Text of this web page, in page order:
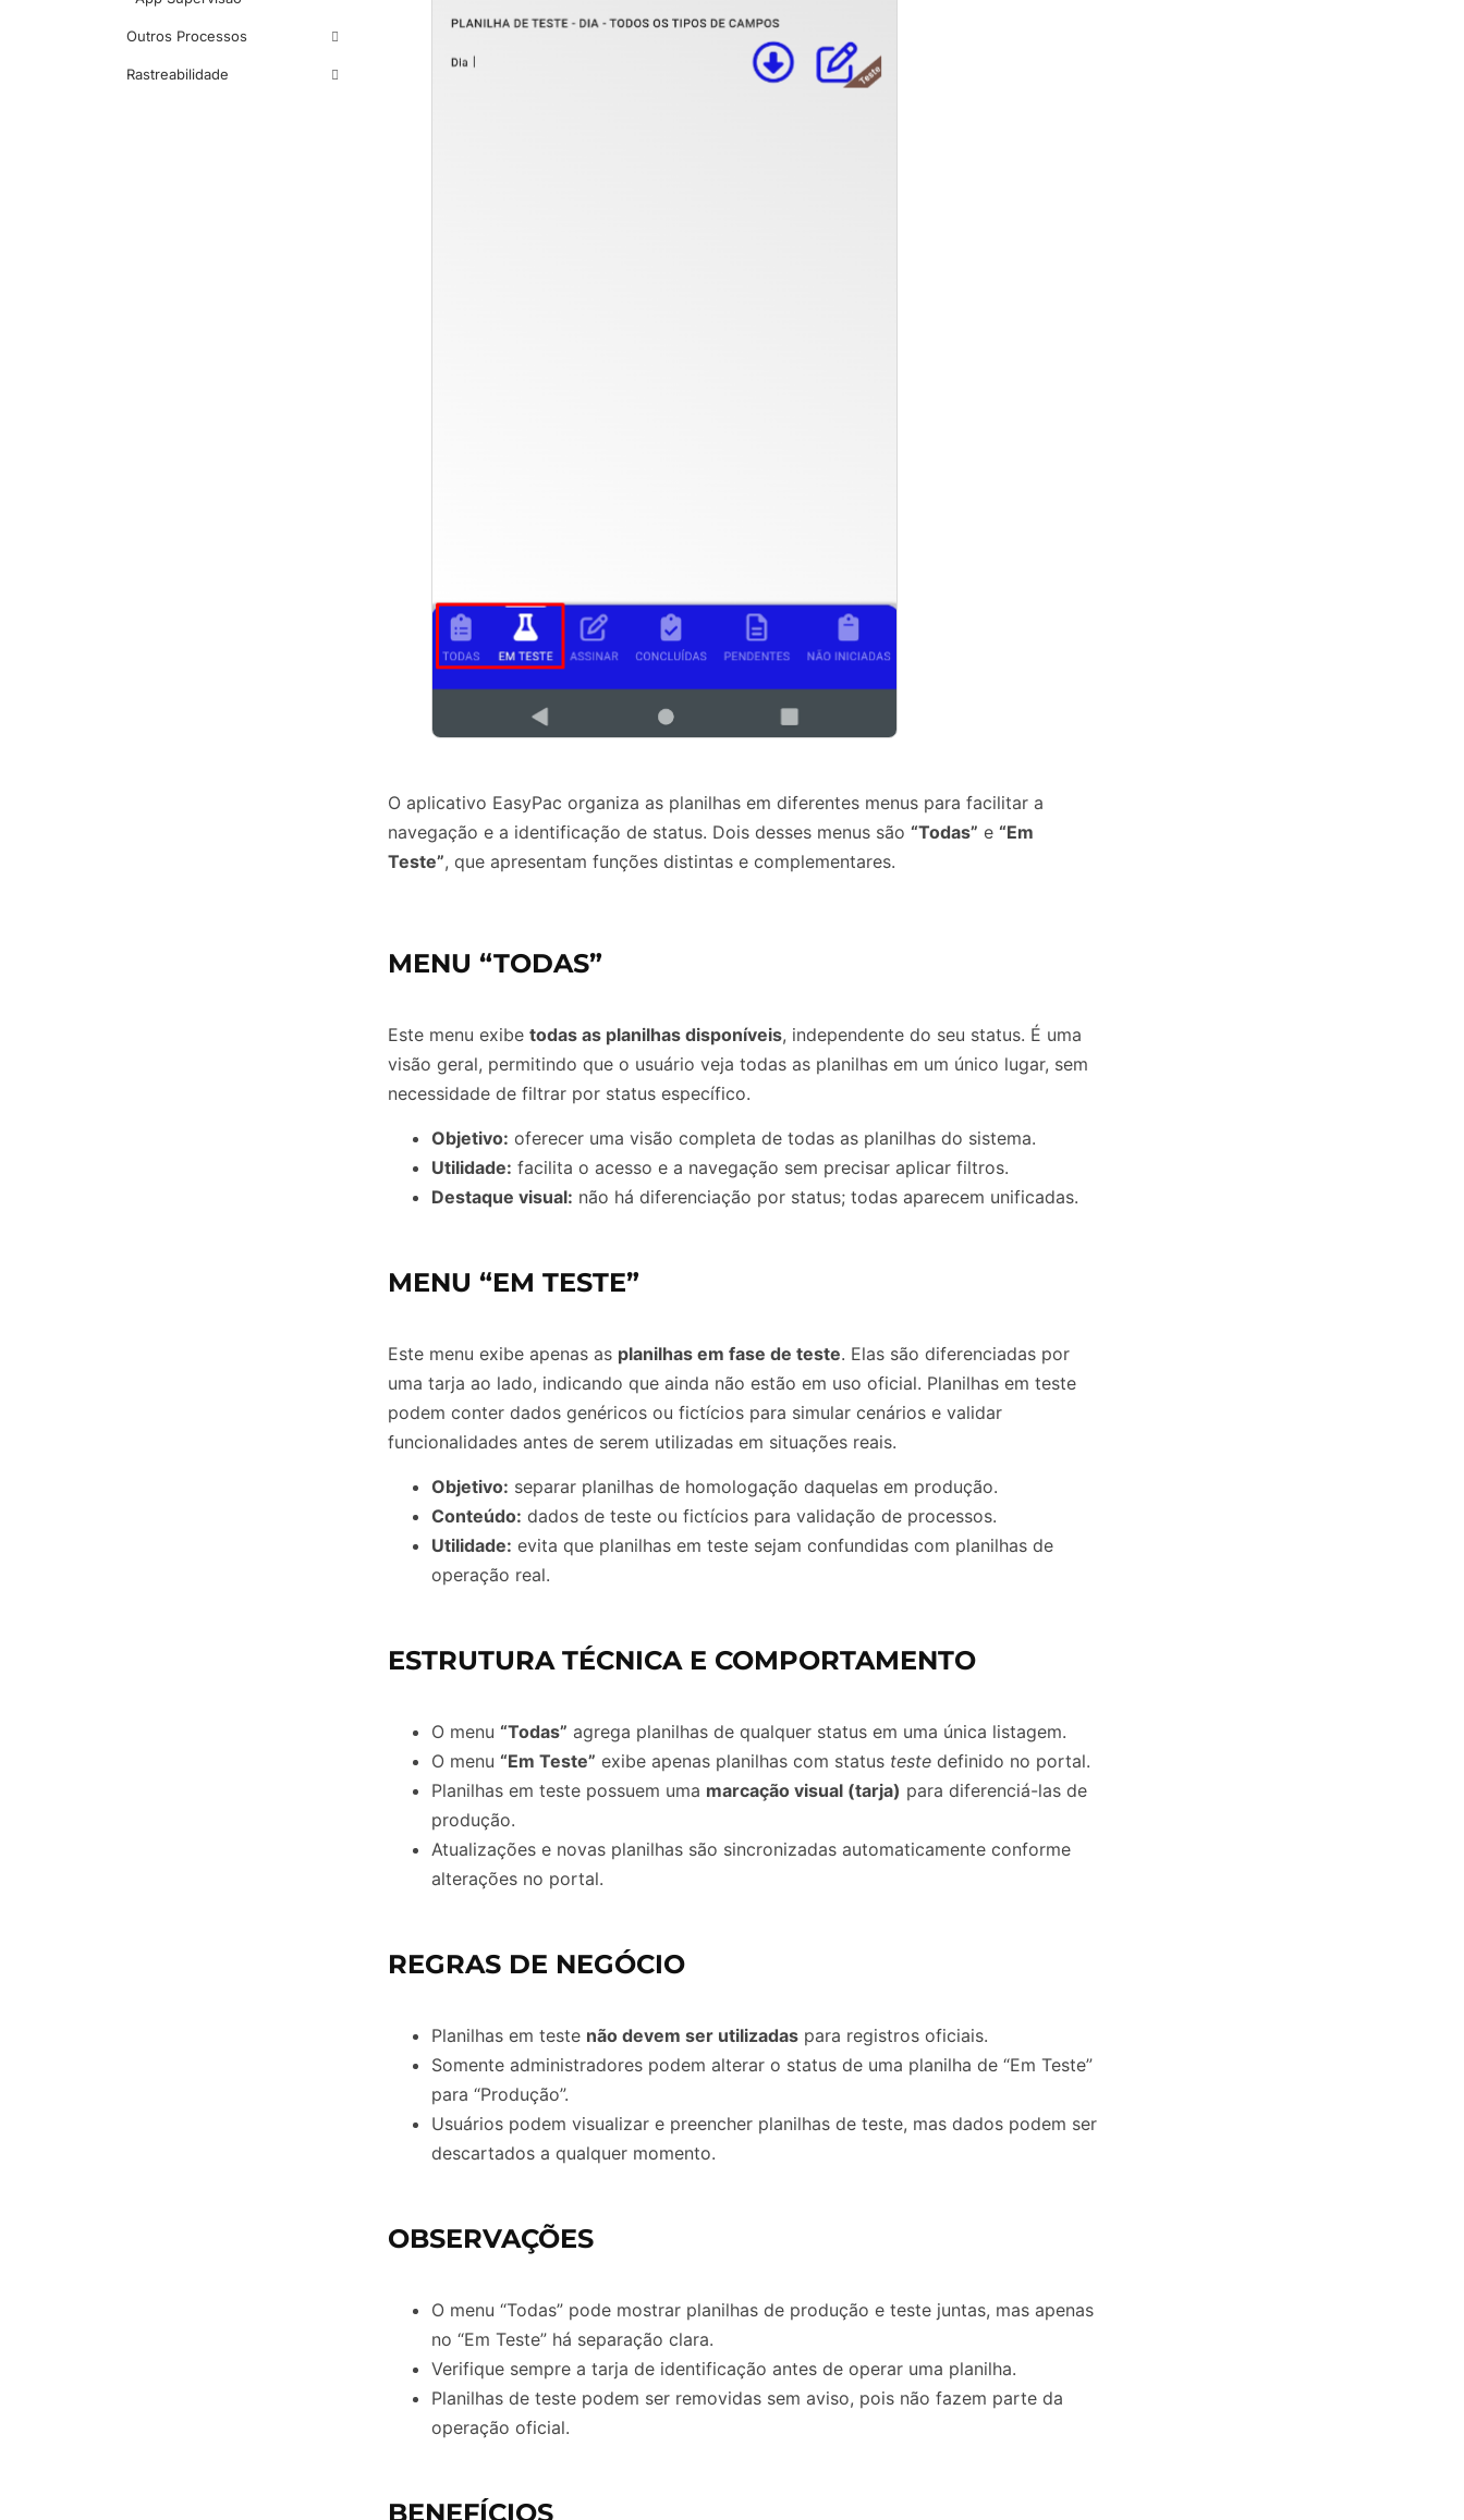
Outros Processos
Rastreabilidade
O aplicativo EasyPac organiza as planilhas em diferentes menus para facilitar a
navegação e a identificação de status. Dois desses menus são “Todas” e “Em
Teste”, que apresentam funções distintas e complementares.
MENU “TODAS”
Este menu exibe todas as planilhas disponíveis, independente do seu status. É uma
visão geral, permitindo que o usuário veja todas as planilhas em um único lugar, sem
necessidade de filtrar por status específico.
Objetivo: oferecer uma visão completa de todas as planilhas do sistema.
Utilidade: facilita o acesso e a navegação sem precisar aplicar filtros.
Destaque visual: não há diferenciação por status; todas aparecem unificadas.
MENU “EM TESTE”
Este menu exibe apenas as planilhas em fase de teste. Elas são diferenciadas por
uma tarja ao lado, indicando que ainda não estão em uso oficial. Planilhas em teste
podem conter dados genéricos ou fictícios para simular cenários e validar
funcionalidades antes de serem utilizadas em situações reais.
Objetivo: separar planilhas de homologação daquelas em produção.
Conteúdo: dados de teste ou fictícios para validação de processos.
Utilidade: evita que planilhas em teste sejam confundidas com planilhas de
operação real.
ESTRUTURA TÉCNICA E COMPORTAMENTO
O menu “Todas” agrega planilhas de qualquer status em uma única listagem.
O menu “Em Teste” exibe apenas planilhas com status teste definido no portal.
Planilhas em teste possuem uma marcação visual (tarja) para diferenciá-las de
produção.
Atualizações e novas planilhas são sincronizadas automaticamente conforme
alterações no portal.
REGRAS DE NEGÓCIO
Planilhas em teste não devem ser utilizadas para registros oficiais.
Somente administradores podem alterar o status de uma planilha de “Em Teste”
para “Produção”.
Usuários podem visualizar e preencher planilhas de teste, mas dados podem ser
descartados a qualquer momento.
OBSERVAÇÕES
O menu “Todas” pode mostrar planilhas de produção e teste juntas, mas apenas
no “Em Teste” há separação clara.
Verifique sempre a tarja de identificação antes de operar uma planilha.
Planilhas de teste podem ser removidas sem aviso, pois não fazem parte da
operação oficial.
BENEFÍCIOS